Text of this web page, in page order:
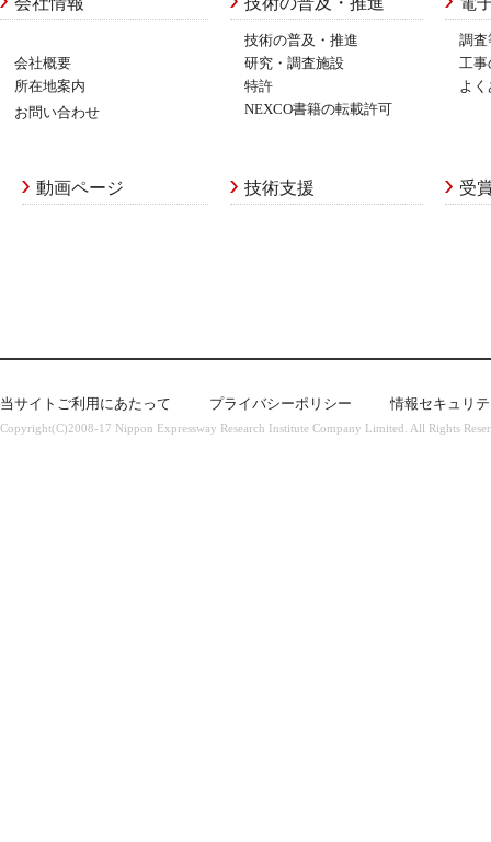
会社概要
所在地案内
お問い合わせ
技術の普及・推進
研究・調査施設
特許
NEXCO書籍の転載許可
調査
工事
よく
動画ページ 技術支援 受
当サイトご利用にあたって プライバシーポリシー 情報セキュリ
Copyright(C)2008-17 Nippon Expressway Research Institute Company Limited. All Rights